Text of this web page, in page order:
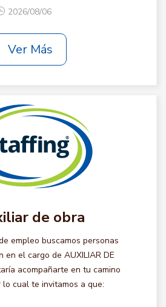
2026/08/06
Ver Más
de obra
empleo buscamos personas
en el cargo de AUXILIAR DE
acompañarte en tu camino
cual te invitamos a que: